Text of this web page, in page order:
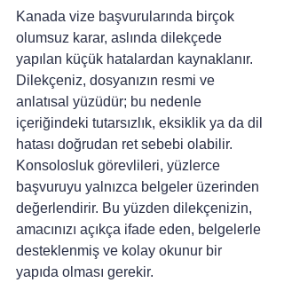
Kanada vize başvurularında birçok
olumsuz karar, aslında dilekçede
yapılan küçük hatalardan kaynaklanır.
Dilekçeniz, dosyanızın resmi ve
anlatısal yüzüdür; bu nedenle
içeriğindeki tutarsızlık, eksiklik ya da dil
hatası doğrudan ret sebebi olabilir.
Konsolosluk görevlileri, yüzlerce
başvuruyu yalnızca belgeler üzerinden
değerlendirir. Bu yüzden dilekçenizin,
amacınızı açıkça ifade eden, belgelerle
desteklenmiş ve kolay okunur bir
yapıda olması gerekir.